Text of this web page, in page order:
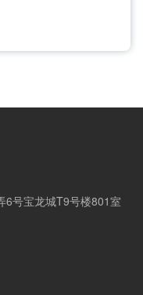
6号宝龙城T9号楼801室